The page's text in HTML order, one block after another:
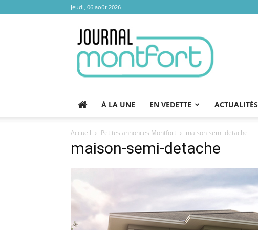
Jeudi, 06 août 2026
Montfort
À LA UNE EN VEDETTE ACTUALITÉS
Accueil Petites annonces Montfort maison-semi-detache
maison-semi-detache